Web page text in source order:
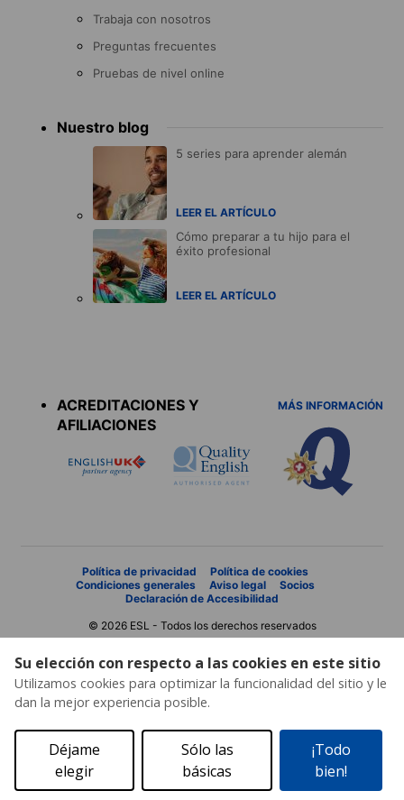
Su elección con respecto a las cookies en este sitio
Utilizamos cookies para optimizar la funcionalidad del sitio y le
dan la mejor experiencia posible.
¡Todo
bien!
Sólo las
básicas
Déjame
elegir
Trabaja con nosotros
Preguntas frecuentes
Pruebas de nivel online
Nuestro blog
5 series para aprender alemán
LEER EL ARTÍCULO
Cómo preparar a tu hijo para el
éxito profesional
LEER EL ARTÍCULO
ACREDITACIONES Y
AFILIACIONES
MÁS INFORMACIÓN
Política de privacidad
Política de cookies
Condiciones generales
Aviso legal
Socios
Declaración de Accesibilidad
© 2026 ESL - Todos los derechos reservados